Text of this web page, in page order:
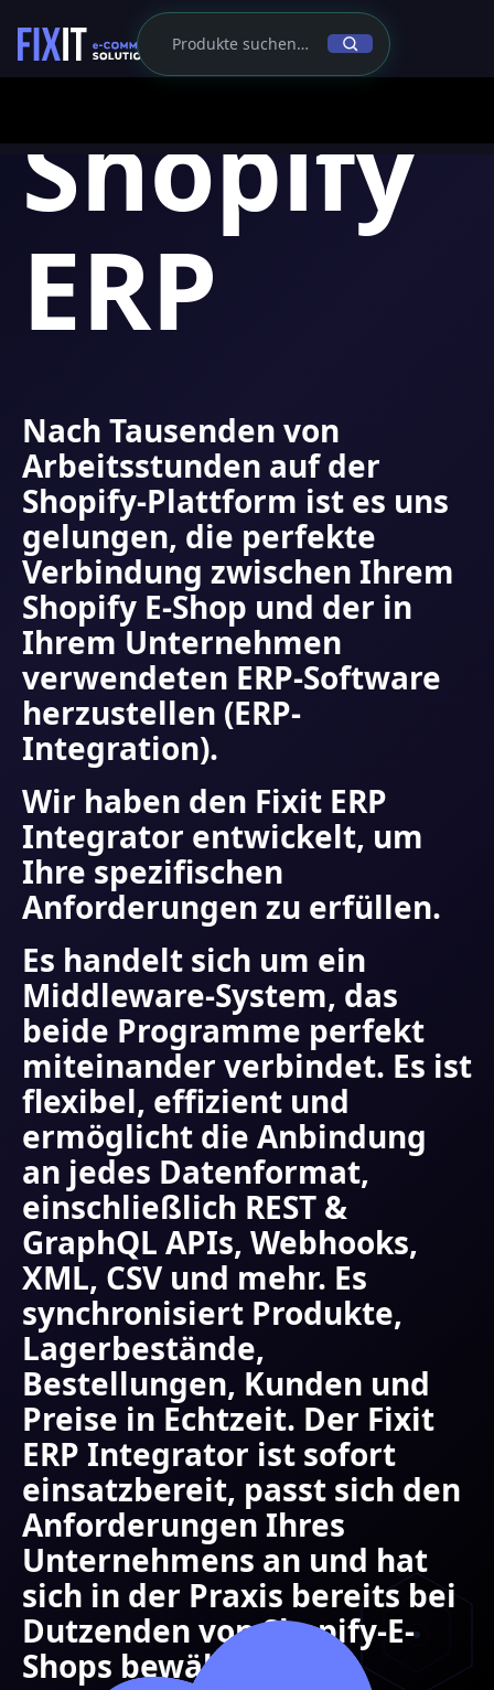
Shopify
ERP
Nach Tausenden von
Arbeitsstunden auf der
Shopify-Plattform ist es uns
gelungen, die perfekte
Verbindung zwischen Ihrem
Shopify E-Shop und der in
Ihrem Unternehmen
verwendeten ERP-Software
herzustellen (ERP-
Integration).
Wir haben den Fixit ERP
Integrator entwickelt, um
Ihre spezifischen
Anforderungen zu erfüllen.
Es handelt sich um ein
Middleware-System, das
beide Programme perfekt
miteinander verbindet. Es ist
flexibel, effizient und
ermöglicht die Anbindung
an jedes Datenformat,
einschließlich REST &
GraphQL APIs, Webhooks,
XML, CSV und mehr. Es
synchronisiert Produkte,
Lagerbestände,
Bestellungen, Kunden und
Preise in Echtzeit. Der Fixit
ERP Integrator ist sofort
einsatzbereit, passt sich den
Anforderungen Ihres
Unternehmens an und hat
sich in der Praxis bereits bei
Dutzenden von Shopify-E-
Shops bewährt.